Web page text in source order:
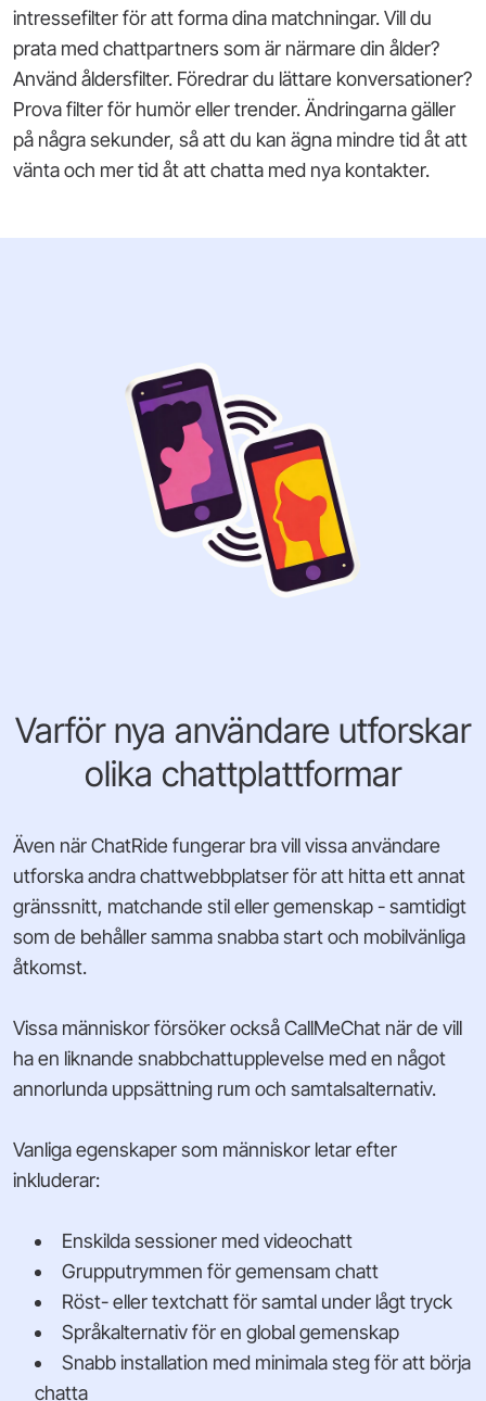
intressefilter för att forma dina matchningar. Vill du
prata med chattpartners som är närmare din ålder?
Använd åldersfilter. Föredrar du lättare konversationer?
Prova filter för humör eller trender. Ändringarna gäller
på några sekunder, så att du kan ägna mindre tid åt att
vänta och mer tid åt att chatta med nya kontakter.
Varför nya användare utforskar
olika chattplattformar
Även när ChatRide fungerar bra vill vissa användare
utforska andra chattwebbplatser för att hitta ett annat
gränssnitt, matchande stil eller gemenskap - samtidigt
som de behåller samma snabba start och mobilvänliga
åtkomst.
Vissa människor försöker också CallMeChat när de vill
ha en liknande snabbchattupplevelse med en något
annorlunda uppsättning rum och samtalsalternativ.
Vanliga egenskaper som människor letar efter
inkluderar:
Enskilda sessioner med videochatt
Grupputrymmen för gemensam chatt
Röst- eller textchatt för samtal under lågt tryck
Språkalternativ för en global gemenskap
Snabb installation med minimala steg för att börja
chatta